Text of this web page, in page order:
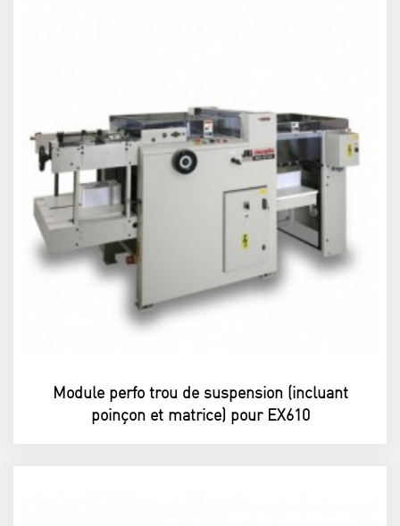
Module perfo trou de suspension (incluant
poinçon et matrice) pour EX610